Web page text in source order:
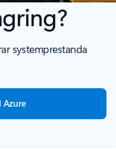
systemprestanda
Azure